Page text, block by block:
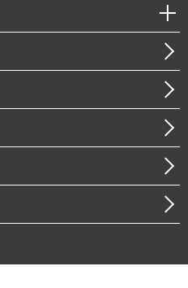
アンス）・防災（政策）
マートシティ